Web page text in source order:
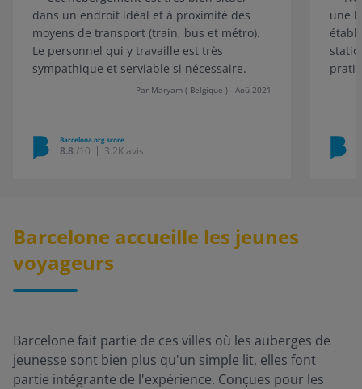
dans un endroit idéal et à proximité des
moyens de transport (train, bus et métro).
Le personnel qui y travaille est très
sympathique et serviable si nécessaire.
Par Maryam ( Belgique ) - Aoû 2021
Barcelona.org score
8.8 /10 3.2K avis
une
Barcelone accueille les jeunes
voyageurs
Barcelone fait partie de ces villes où les auberges de
jeunesse sont bien plus qu'un simple lit, elles font
partie intégrante de l'expérience. Conçues pour les